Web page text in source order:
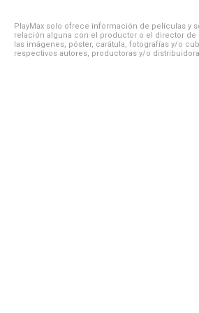
PlayMax solo ofrece información de películas y
relación alguna con el productor o el director de
las imágenes, póster, carátula, fotografías y/o
respectivos autores, productoras y/o